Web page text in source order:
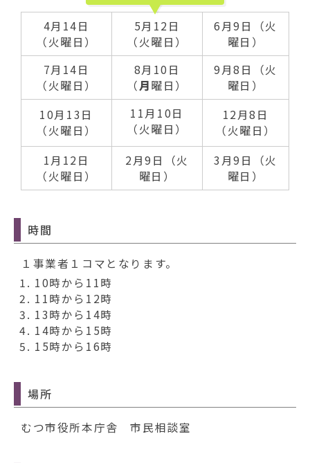
4月14日
（火曜日）
5月12日
（火曜日）
6月9日（火
曜日）
7月14日
（火曜日）
8月10日
（月曜日）
9月8日（火
曜日）
10月13日
（火曜日）
11月10日
（火曜日）
12月8日
（火曜日）
1月12日
（火曜日）
2月9日（火
曜日）
3月9日（火
曜日）
時間
１事業者１コマとなります。
10時から11時
11時から12時
13時から14時
14時から15時
15時から16時
場所
むつ市役所本庁舎 市民相談室